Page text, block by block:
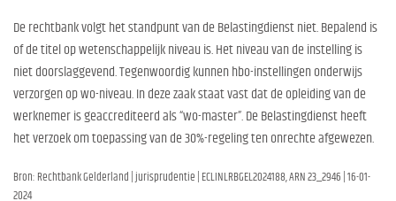
De rechtbank volgt het standpunt van de Belastingdienst niet. Bepalend is
of de titel op wetenschappelijk niveau is. Het niveau van de instelling is
niet doorslaggevend. Tegenwoordig kunnen hbo-instellingen onderwijs
verzorgen op wo-niveau. In deze zaak staat vast dat de opleiding van de
werknemer is geaccrediteerd als “wo-master”. De Belastingdienst heeft
het verzoek om toepassing van de 30%-regeling ten onrechte afgewezen.
Bron: Rechtbank Gelderland | jurisprudentie | ECLINLRBGEL2024188, ARN 23_2946 | 16-01-
2024